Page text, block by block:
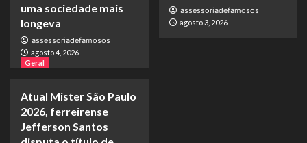
uma sociedade mais
longeva
assessoriadefamosos
agosto 4, 2026
assessoriadefamosos
agosto 3, 2026
Geral
Atual Mister São Paulo
2026, ferreirense
Jefferson Santos